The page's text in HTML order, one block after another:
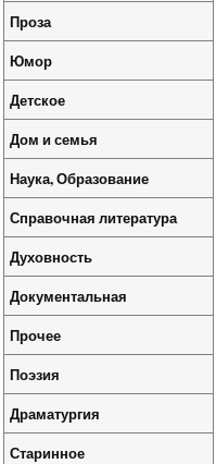
Проза
Юмор
Детское
Дом и семья
Наука, Образование
Справочная литература
Духовность
Документальная
Прочее
Поэзия
Драматургия
Старинное